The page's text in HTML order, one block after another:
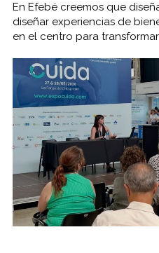
En Efebé creemos que
diseñar experiencias de
en el centro para